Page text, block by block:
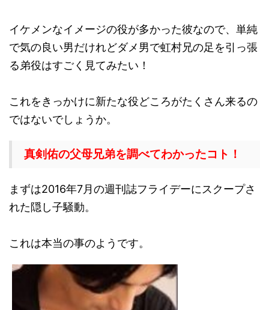
イケメンなイメージの役が多かった彼なので、単純
で気の良い男だけれどダメ男で虹村兄の足を引っ張
る弟役はすごく見てみたい！
これをきっかけに新たな役どころがたくさん来るの
ではないでしょうか。
真剣佑の父母兄弟を調べてわかったコト！
まずは2016年7月の週刊誌フライデーにスクープさ
れた隠し子騒動。
これは本当の事のようです。